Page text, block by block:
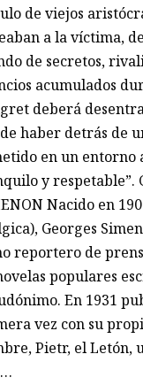
de viejos
a la víctima,
de secretos,
acumulados
deberá
haber detrás de
en un entorno
y respetable”.
Nacido en
Georges
reportero de
populares
En 1931
vez con su
Pietr, el Letón,